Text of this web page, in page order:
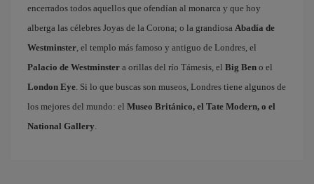
encerrados todos aquellos que ofendían al monarca y que hoy
alberga las célebres Joyas de la Corona; o la grandiosa Abadía de
Westminster , el templo más famoso y antiguo de Londres, el
Palacio de Westminster a orillas del río Támesis, el Big Ben o el
London Eye . Si lo que buscas son museos, Londres tiene algunos de
los mejores del mundo: el Museo Británico, el Tate Modern, o el
National Gallery